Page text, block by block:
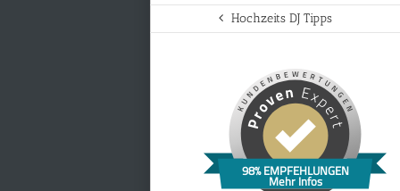
Hochzeits DJ Tipps
98% EMPFEHLUNGEN
Mehr Infos